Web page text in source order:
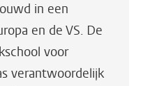
in een
en de VS. De
voor
verantwoordelijk